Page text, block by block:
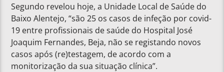
Segundo revelou hoje, a Unidade Local de Saúde do
Baixo Alentejo, “são 25 os casos de infeção por covid-
19 entre profissionais de saúde do Hospital José
Joaquim Fernandes, Beja, não se registando novos
casos após (re)testagem, de acordo com a
monitorização da sua situação clínica”.